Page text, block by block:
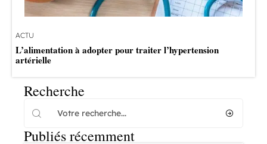
ACTU
L’alimentation à adopter pour traiter l’hypertension
artérielle
Recherche
Publiés récemment